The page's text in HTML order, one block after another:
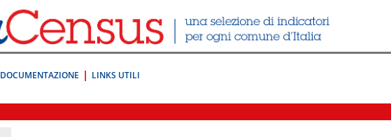
DOCUMENTAZIONE LINKS UTILI